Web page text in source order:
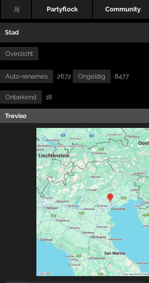
Jij Partyflock Community
Stad
Overzicht
Auto-renames · 2672 Ongeldig · 8477
Onbekend · 18
Treviso